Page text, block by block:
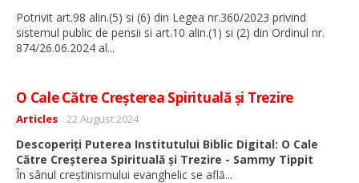
Potrivit art.98 alin.(5) si (6) din Legea nr.360/2023 privind
sistemul public de pensii si art.10 alin.(1) si (2) din Ordinul nr.
874/26.06.2024 al...
O Cale Către Creșterea Spirituală și Trezire
Detalii
Articles 22 August 2024
Descoperiți Puterea Institutului Biblic Digital: O Cale
Către Creșterea Spirituală și Trezire - Sammy Tippit
În sânul creștinismului evanghelic se află...